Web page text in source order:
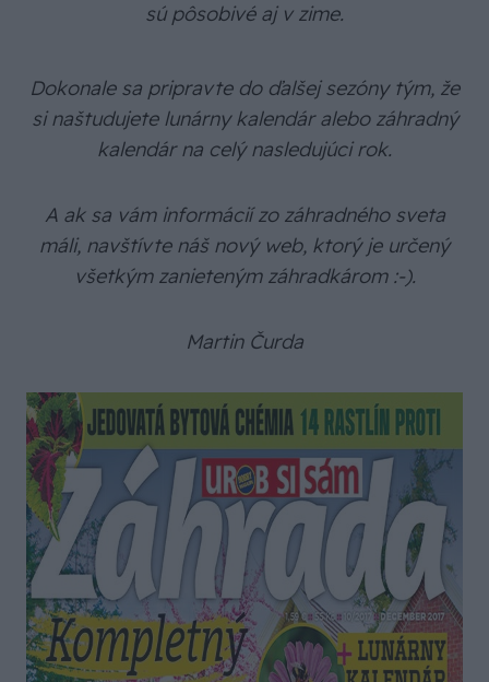
sú pôsobivé aj v zime.
Dokonale sa pripravte do ďalšej sezóny tým, že
si naštudujete lunárny kalendár alebo záhradný
kalendár na celý nasledujúci rok.
A ak sa vám informácií zo záhradného sveta
máli, navštívte náš nový web, ktorý je určený
všetkým zanieteným záhradkárom :-).
Martin Čurda